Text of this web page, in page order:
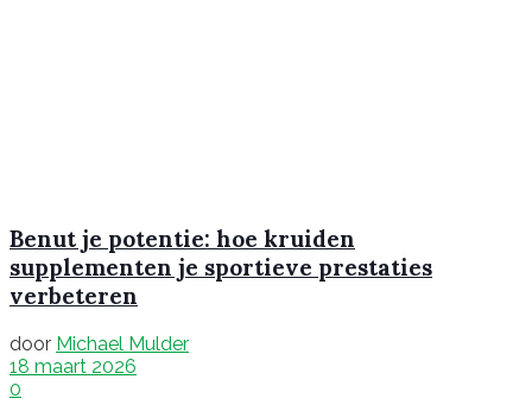
Benut je potentie: hoe kruiden
supplementen je sportieve prestaties
verbeteren
door Michael Mulder
18 maart 2026
0